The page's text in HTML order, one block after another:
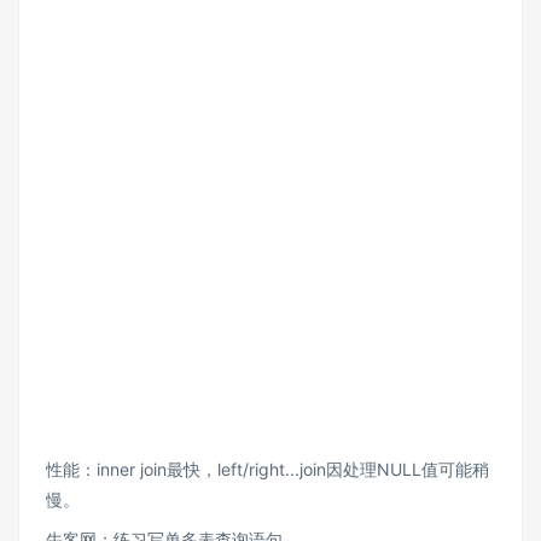
性能：inner join最快，left/right...join因处理NULL值可能稍
慢。